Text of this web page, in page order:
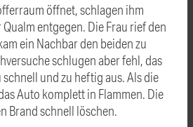
öffnet, schlagen ihm
entgegen. Die Frau rief den
ein Nachbar den beiden zu
schlugen aber fehl, das
und zu heftig aus. Als die
Auto komplett in Flammen. Die
Brand schnell löschen.